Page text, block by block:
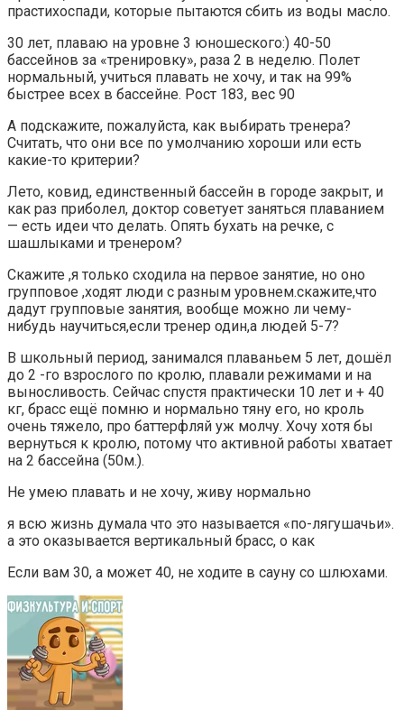
прастихоспади, которые пытаются сбить из воды масло.
30 лет, плаваю на уровне 3 юношеского:) 40-50
бассейнов за «тренировку», раза 2 в неделю. Полет
нормальный, учиться плавать не хочу, и так на 99%
быстрее всех в бассейне. Рост 183, вес 90
А подскажите, пожалуйста, как выбирать тренера?
Считать, что они все по умолчанию хороши или есть
какие-то критерии?
Лето, ковид, единственный бассейн в городе закрыт, и
как раз приболел, доктор советует заняться плаванием
— есть идеи что делать. Опять бухать на речке, с
шашлыками и тренером?
Скажите ,я только сходила на первое занятие, но оно
групповое ,ходят люди с разным уровнем.скажите,что
дадут групповые занятия, вообще можно ли чему-
нибудь научиться,если тренер один,а людей 5-7?
В школьный период, занимался плаваньем 5 лет, дошёл
до 2 -го взрослого по кролю, плавали режимами и на
выносливость. Сейчас спустя практически 10 лет и + 40
кг, брасс ещё помню и нормально тяну его, но кроль
очень тяжело, про баттерфляй уж молчу. Хочу хотя бы
вернуться к кролю, потому что активной работы хватает
на 2 бассейна (50м.).
Не умею плавать и не хочу, живу нормально
я всю жизнь думала что это называется «по-лягушачьи».
а это оказывается вертикальный брасс, о как
Если вам 30, а может 40, не ходите в сауну со шлюхами.